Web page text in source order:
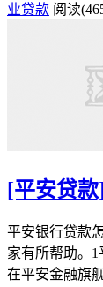
业贷款 阅读
[平安贷
平安银行贷款
家有所帮助。1
在平安金融旗